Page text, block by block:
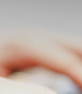
Veel gezocht